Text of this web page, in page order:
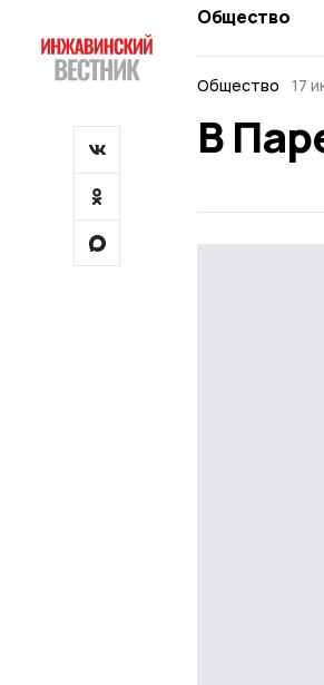
Общество
Общество 17
В